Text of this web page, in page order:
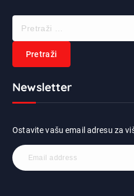
a
Newsletter
Ostavite vašu email adresu za